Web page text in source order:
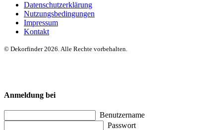
Datenschutzerklärung
Nutzungsbedingungen
Impressum
Kontakt
© Dekorfinder 2026. Alle Rechte vorbehalten.
Anmeldung bei
Benutzername
Passwort